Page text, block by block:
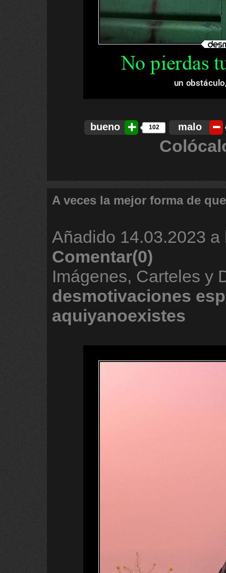
bueno 102 malo
A veces la mejor forma de que
Añadido 14.03.2023 a
Comentar(0)
Imágenes, Carteles y
desmotivaciones
aquiyanoexistes